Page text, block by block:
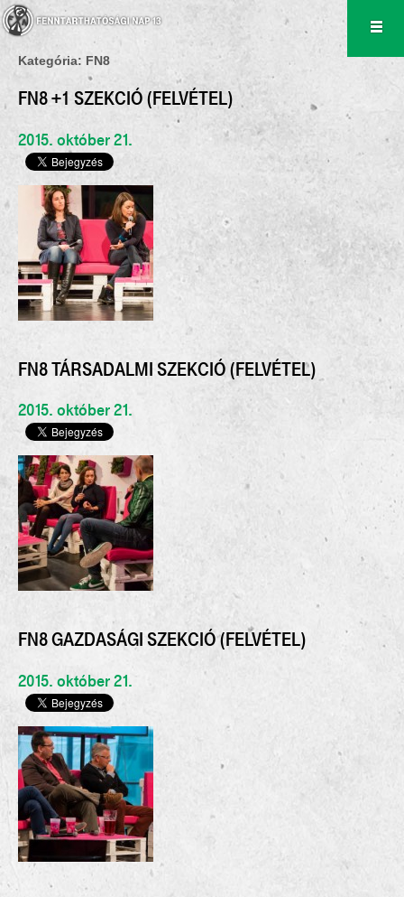
Kategória: FN8
FN8 +1 SZEKCIÓ (FELVÉTEL)
2015. október 21.
FN8 TÁRSADALMI SZEKCIÓ (FELVÉTEL)
2015. október 21.
FN8 GAZDASÁGI SZEKCIÓ (FELVÉTEL)
2015. október 21.